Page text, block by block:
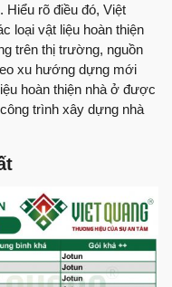
Hiểu rõ điều đó, Việt
loại vật liệu hoàn thiện
trên thị trường, nguồn
xu hướng dựng mới
hoàn thiện nhà ở được
trình xây dựng nhà